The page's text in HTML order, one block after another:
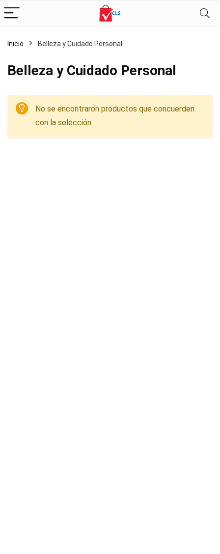
Inicio Belleza y Cuidado Personal
Belleza y Cuidado Personal
No se encontraron productos que concuerden
con la selección.